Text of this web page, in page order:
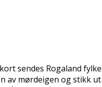
sendes Rogaland
mørdeigen og stikk